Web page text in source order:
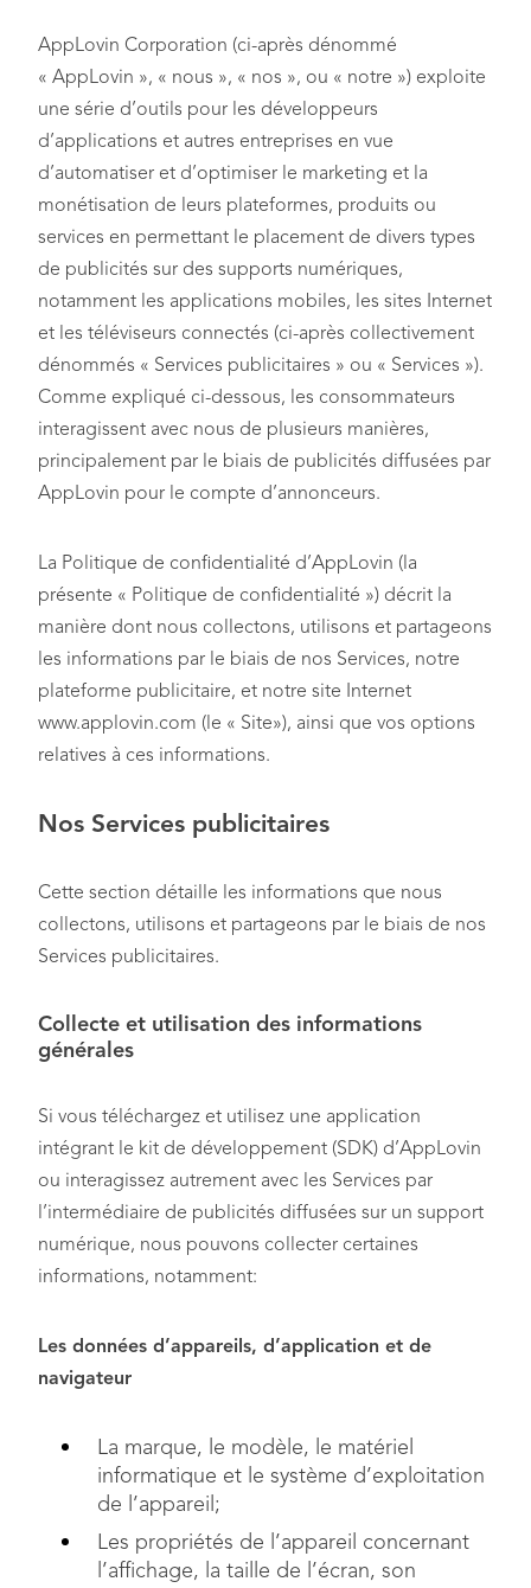
AppLovin Corporation (ci-après dénommé
« AppLovin », « nous », « nos », ou « notre ») exploite
une série d’outils pour les développeurs
d’applications et autres entreprises en vue
d’automatiser et d’optimiser le marketing et la
monétisation de leurs plateformes, produits ou
services en permettant le placement de divers types
de publicités sur des supports numériques,
notamment les applications mobiles, les sites Internet
et les téléviseurs connectés (ci-après collectivement
dénommés « Services publicitaires » ou « Services »).
Comme expliqué ci-dessous, les consommateurs
interagissent avec nous de plusieurs manières,
principalement par le biais de publicités diffusées par
AppLovin pour le compte d’annonceurs.
La Politique de confidentialité d’AppLovin (la
présente « Politique de confidentialité ») décrit la
manière dont nous collectons, utilisons et partageons
les informations par le biais de nos Services, notre
plateforme publicitaire, et notre site Internet
www.applovin.com (le « Site»), ainsi que vos options
relatives à ces informations.
Nos Services publicitaires
Cette section détaille les informations que nous
collectons, utilisons et partageons par le biais de nos
Services publicitaires.
Collecte et utilisation des informations
générales
Si vous téléchargez et utilisez une application
intégrant le kit de développement (SDK) d’AppLovin
ou interagissez autrement avec les Services par
l’intermédiaire de publicités diffusées sur un support
numérique, nous pouvons collecter certaines
informations, notamment:
Les données d’appareils, d’application et de
navigateur
La marque, le modèle, le matériel
informatique et le système d’exploitation
de l’appareil;
Les propriétés de l’appareil concernant
l’affichage, la taille de l’écran, son